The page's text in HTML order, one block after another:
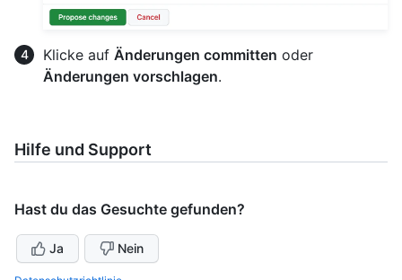
Klicke auf Änderungen committen oder
Änderungen vorschlagen.
Hilfe und Support
Hast du das Gesuchte gefunden?
Ja Nein